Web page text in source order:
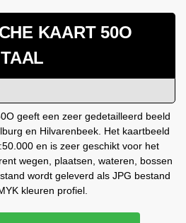
KAART 50O
geeft een zeer gedetailleerd beeld
en Hilvarenbeek. Het kaartbeeld
en is zeer geschikt voor het
wegen, plaatsen, wateren, bossen
wordt geleverd als JPG bestand
kleuren profiel.